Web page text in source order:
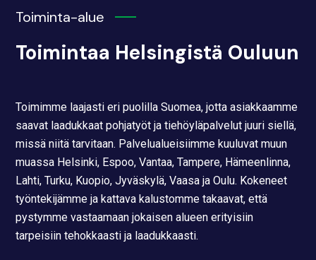
Toiminta-alue
Toimintaa Helsingistä Ouluun
Toimimme laajasti eri puolilla Suomea, jotta asiakkaamme
saavat laadukkaat pohjatyöt ja tiehöyläpalvelut juuri siellä,
missä niitä tarvitaan. Palvelualueisiimme kuuluvat muun
muassa Helsinki, Espoo, Vantaa, Tampere, Hämeenlinna,
Lahti, Turku, Kuopio, Jyväskylä, Vaasa ja Oulu. Kokeneet
työntekijämme ja kattava kalustomme takaavat, että
pystymme vastaamaan jokaisen alueen erityisiin
tarpeisiin tehokkaasti ja laadukkaasti.